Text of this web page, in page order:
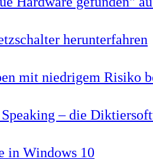
herunterfahren
mit niedrigem Risiko
– die
in Windows 10